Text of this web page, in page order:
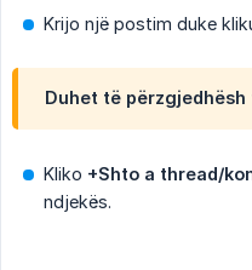
Krijo një postim duke
Duhet të
Kliko +Shto a thread/
ndjekës.